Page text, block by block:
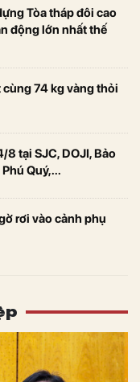
Tòa tháp đôi cao
động lớn nhất thế
74 kg vàng thỏi
8 tại SJC, DOJI, Bảo
Quý,...
rơi vào cảnh phụ